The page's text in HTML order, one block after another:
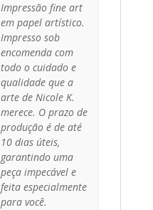
Impressão fine art
em papel artístico.
Impresso sob
encomenda com
todo o cuidado e
qualidade que a
arte de Nicole K.
merece. O prazo de
produção é de até
10 dias úteis,
garantindo uma
peça impecável e
feita especialmente
para você.